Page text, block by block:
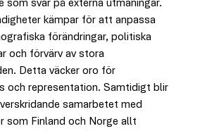
som svar på externa utmaningar.
kämpar för att anpassa
förändringar, politiska
och förvärv av stora
Detta väcker oro för
och representation. Samtidigt blir
samarbetet med
som Finland och Norge allt